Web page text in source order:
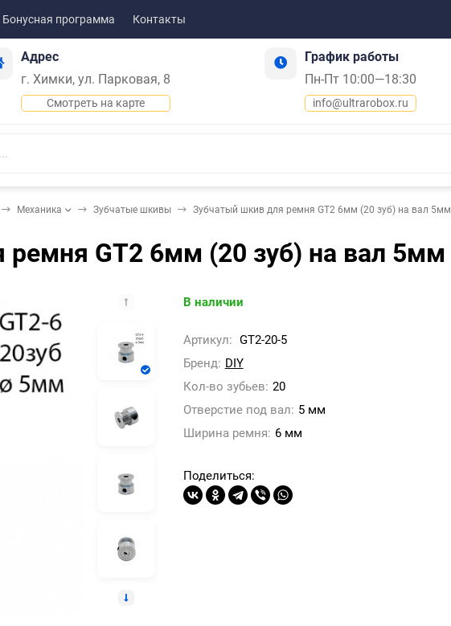
Бонусная программа Контакты
Адрес
г. Химки, ул. Парковая, 8
Смотреть на карте
График работы
Пн-Пт 10:00—18:30
info@ultrarobox.ru
Механика Зубчатые шкивы Зубчатый шкив для ремня GT2 6мм (20 зуб) на вал 5мм
GT2 6мм (20 зуб) на вал 5мм
В наличии
Артикул: GT2-20-5
Бренд: DIY
Кол-во зубьев: 20
Отверстие под вал: 5 мм
Ширина ремня: 6 мм
Поделиться: